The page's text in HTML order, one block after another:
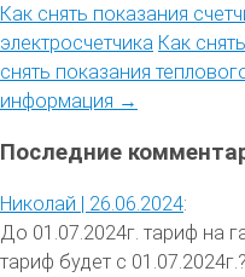
Как снять показания
электросчетчика Как
снять показания
информация →
Последние
Николай | 26.06.2024:
До 01.07.2024г. тариф на
тариф будет с